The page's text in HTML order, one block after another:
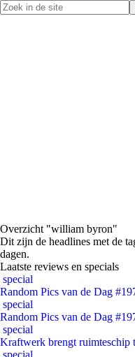
Overzicht "william byron"
Dit zijn de headlines met de
dagen.
Laatste reviews en specials
special
Random Pics van de Dag
special
Random Pics van de Dag
special
Kraftwerk brengt ruimteschip
special